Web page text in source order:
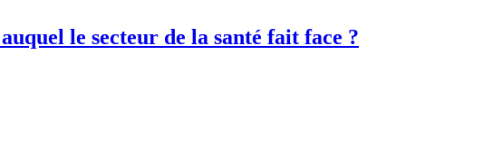
le secteur de la santé fait face ?